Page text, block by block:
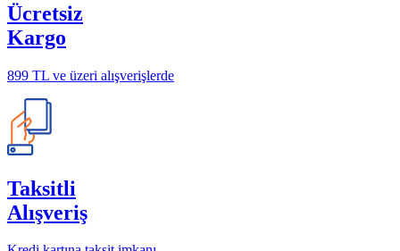
Ücretsiz
Kargo
899 TL ve üzeri alışverişlerde
Taksitli
Alışveriş